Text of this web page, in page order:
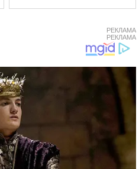
РЕКЛАМА
РЕКЛАМА